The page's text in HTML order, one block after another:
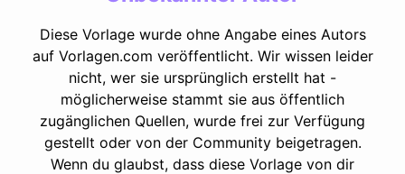
Diese Vorlage wurde ohne Angabe eines Autors
auf Vorlagen.com veröffentlicht. Wir wissen leider
nicht, wer sie ursprünglich erstellt hat -
möglicherweise stammt sie aus öffentlich
zugänglichen Quellen, wurde frei zur Verfügung
gestellt oder von der Community beigetragen.
Wenn du glaubst, dass diese Vorlage von dir